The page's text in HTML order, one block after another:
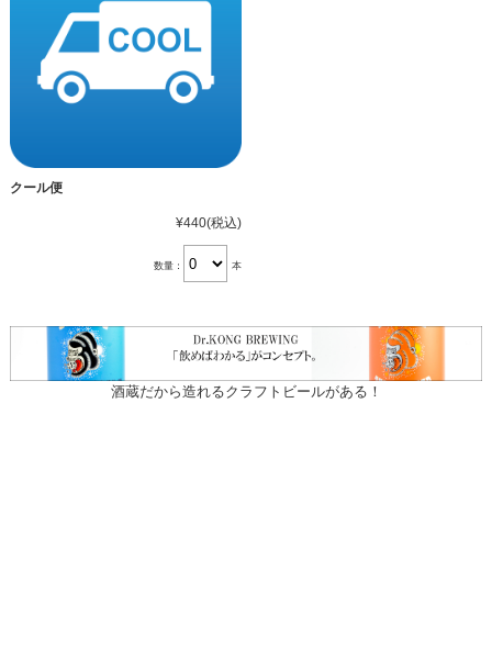
クール便
¥440(税込)
数量： 本
酒蔵だから造れるクラフトビールがある！